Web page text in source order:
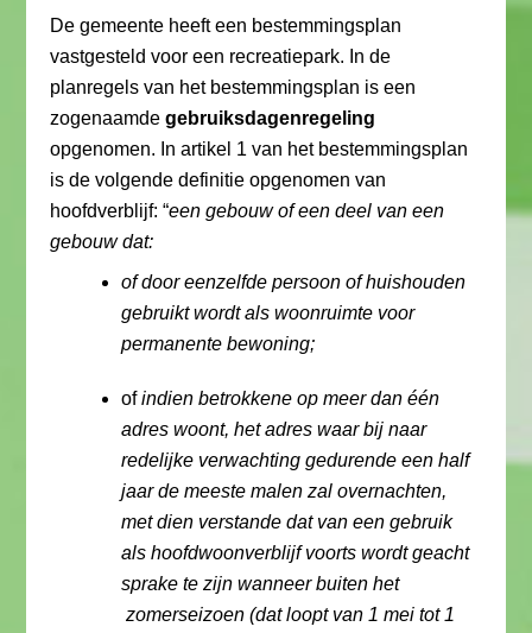
De gemeente heeft een bestemmingsplan
vastgesteld voor een recreatiepark. In de
planregels van het bestemmingsplan is een
zogenaamdegebruiksdagenregeling
opgenomen. In artikel 1 van het bestemmingsplan
is de volgende definitie opgenomen van
hoofdverblijf: “een gebouw of een deel van een
gebouw dat:
of door eenzelfde persoon of huishouden
gebruikt wordt als woonruimte voor
permanente bewoning;
ofindien betrokkene op meer dan één
adres woont, het adres waar bij naar
redelijke verwachting gedurende een half
jaar de meeste malen zal overnachten,
met dien verstande dat van een gebruik
als hoofdwoonverblijf voorts wordt geacht
sprake te zijn wanneer buiten het
zomerseizoen (dat loopt van 1 mei tot 1